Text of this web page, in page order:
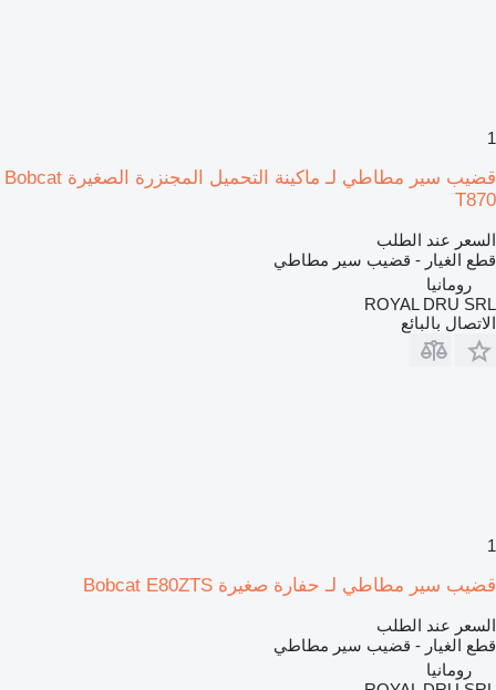
1
قضيب سير مطاطي لـ ماكينة التحميل المجنزرة الصغيرة Bobcat
T870
السعر عند الطلب
قطع الغيار - قضيب سير مطاطي
رومانيا
ROYAL DRU SRL
الاتصال بالبائع
1
قضيب سير مطاطي لـ حفارة صغيرة Bobcat E80ZTS
السعر عند الطلب
قطع الغيار - قضيب سير مطاطي
رومانيا